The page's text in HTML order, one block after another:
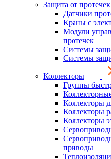
Защита от протечек
Датчики
Краны с
Модули
протечек
Системы
Системы
Коллекторы
Группы
Коллекторы
Коллекторы
Коллекторы
приводы